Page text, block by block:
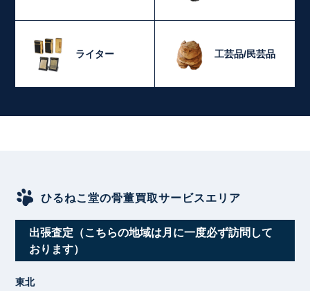
ライター 工芸品/民芸品
ひるねこ堂の骨董買取サービスエリア
出張査定（こちらの地域は月に一度必ず訪問して
おります）
東北